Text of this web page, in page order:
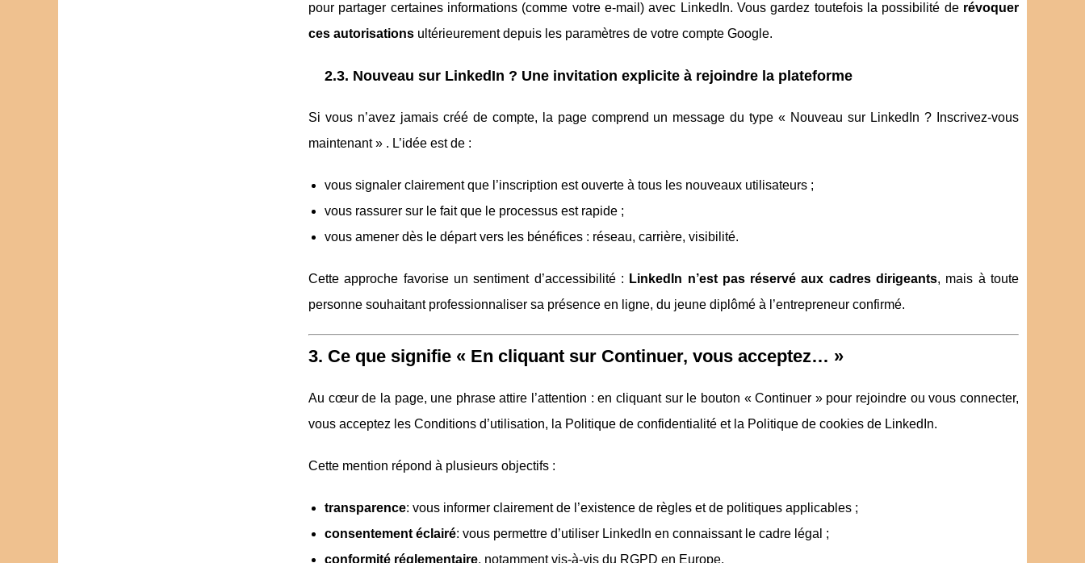
pour partager certaines informations (comme votre e‑mail) avec LinkedIn. Vous gardez toutefois la possibilité de révoquer
ces autorisations ultérieurement depuis les paramètres de votre compte Google.
2.3. Nouveau sur LinkedIn ? Une invitation explicite à rejoindre la plateforme
Si vous n’avez jamais créé de compte, la page comprend un message du type « Nouveau sur LinkedIn ? Inscrivez-vous
maintenant » . L’idée est de :
vous signaler clairement que l’inscription est ouverte à tous les nouveaux utilisateurs ;
vous rassurer sur le fait que le processus est rapide ;
vous amener dès le départ vers les bénéfices : réseau, carrière, visibilité.
Cette approche favorise un sentiment d’accessibilité : LinkedIn n’est pas réservé aux cadres dirigeants, mais à toute
personne souhaitant professionnaliser sa présence en ligne, du jeune diplômé à l’entrepreneur confirmé.
3. Ce que signifie « En cliquant sur Continuer, vous acceptez… »
Au cœur de la page, une phrase attire l’attention : en cliquant sur le bouton « Continuer » pour rejoindre ou vous connecter,
vous acceptez les Conditions d’utilisation, la Politique de confidentialité et la Politique de cookies de LinkedIn.
Cette mention répond à plusieurs objectifs :
transparence: vous informer clairement de l’existence de règles et de politiques applicables ;
consentement éclairé: vous permettre d’utiliser LinkedIn en connaissant le cadre légal ;
conformité réglementaire, notamment vis‑à‑vis du RGPD en Europe.